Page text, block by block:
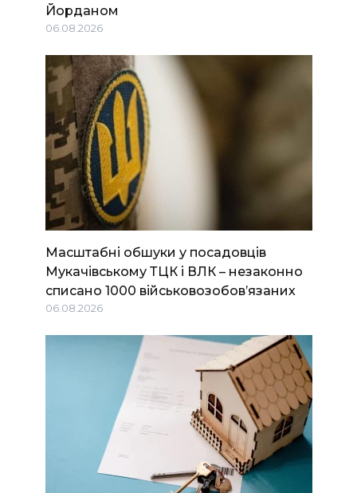
Йорданом
06.08.2026
Масштабні обшуки у посадовців
Мукачівському ТЦК і ВЛК – незаконно
списано 1000 військовозобов’язаних
06.08.2026